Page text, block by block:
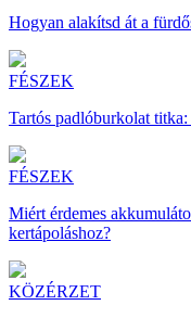
Hogyan alakítsd át a
FÉSZEK
Tartós padlóburkolat
FÉSZEK
Miért érdemes
kertápoláshoz?
KÖZÉRZET